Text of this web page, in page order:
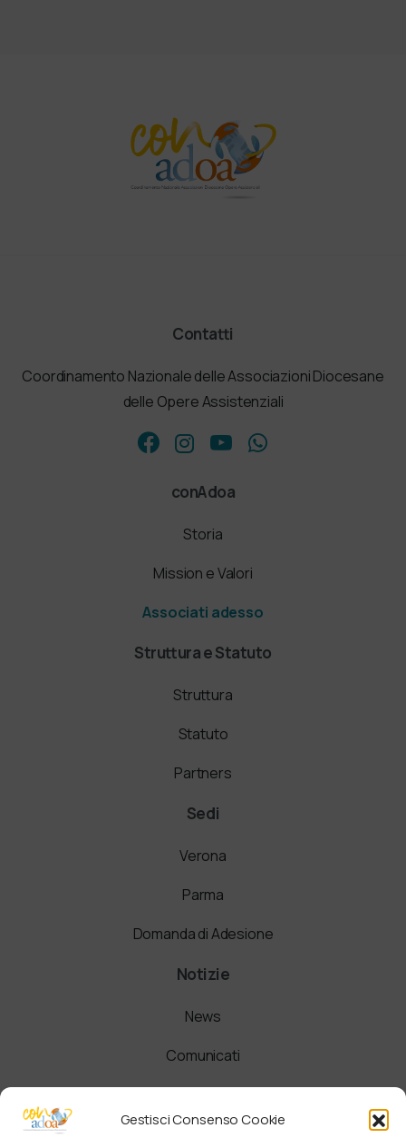
Gestisci Consenso Cookie
Contatti
Coordinamento Nazionale delle Associazioni Diocesane
delle Opere Assistenziali
conAdoa
Storia
Mission e Valori
Associati adesso
Struttura e Statuto
Struttura
Statuto
Partners
Sedi
Verona
Parma
Domanda di Adesione
Notizie
News
Comunicati